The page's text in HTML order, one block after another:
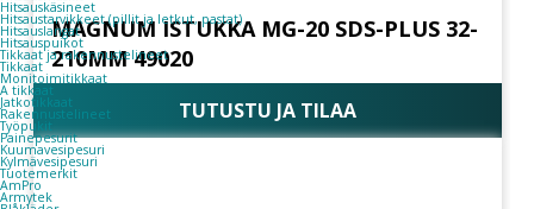
Hitsauskäsineet
Hitsaustarvikkeet (pillit ja letkut, pastat)
Hitsauslangat
Hitsauspuikot
Tikkaat ja rakennustelineet
Tikkaat
Monitoimitikkaat
A tikkaat
Jatkotikkaat
Rakennustelineet
Työpukit
Painepesurit
Kuumavesipesuri
Kylmävesipesuri
Tuotemerkit
AmPro
Armytek
MAGNUM ISTUKKA MG-20 SDS-PLUS 32-
210MM 49020
TUTUSTU JA TILAA